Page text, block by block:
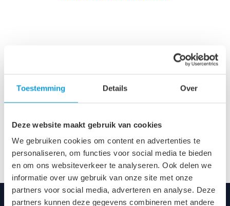
Toestemming Details Over
Deze website maakt gebruik van cookies
We gebruiken cookies om content en advertenties te
personaliseren, om functies voor social media te bieden
en om ons websiteverkeer te analyseren. Ook delen we
informatie over uw gebruik van onze site met onze
partners voor social media, adverteren en analyse. Deze
partners kunnen deze gegevens combineren met andere
badkamerstijlen. Een spiegel met een ronde vorm heeft zowel
een stoere als een luxe uitstraling. Je kunt bovendien meerdere
ronde badkamerspiegels combineren. Hang ze bijvoorbeeld op
wastafel. Je kunt een ronde spiegel natuurlijk ook op andere
plekken in huis ophangen.